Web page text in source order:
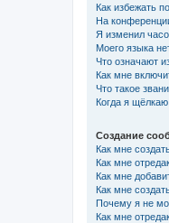
Как избежать
На
Я изменил
Моего языка
Что означают
Как мне
Что такое
Когда я
Создание
Как мне
Как мне
Как мне
Как мне
Почему я не
Как мне